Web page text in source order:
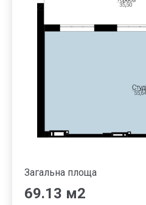
Загальна площа
69.13 м2